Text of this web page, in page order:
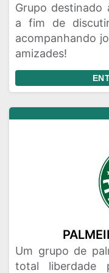
Grupo destinado
a fim de
acompanhando
amizades!
Um grupo de
total liberdade